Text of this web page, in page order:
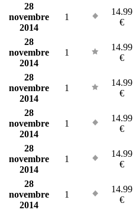
28
novembre
2014
1
14.99
€
28
novembre
2014
1
14.99
€
28
novembre
2014
1
14.99
€
28
novembre
2014
1
14.99
€
28
novembre
2014
1
14.99
€
28
novembre
2014
1
14.99
€